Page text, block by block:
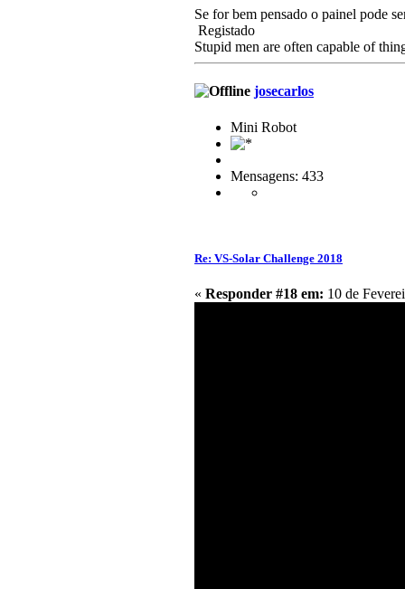
Se for bem pensado o painel pode
Registado
Stupid men are often capable of
josecarlos
Mini Robot
Mensagens: 433
Re: VS-Solar Challenge 2018
« Responder #18 em: 10 de